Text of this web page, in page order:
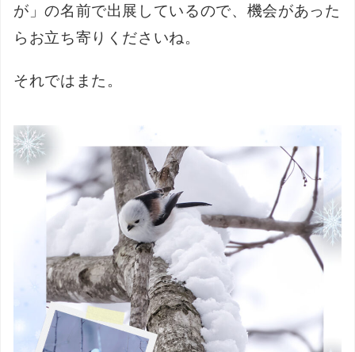
が」の名前で出展しているので、機会があった
らお立ち寄りくださいね。
それではまた。